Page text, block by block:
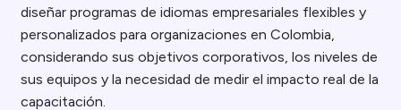
diseñar programas de idiomas empresariales flexibles y
personalizados para organizaciones en Colombia,
considerando sus objetivos corporativos, los niveles de
sus equipos y la necesidad de medir el impacto real de la
capacitación.